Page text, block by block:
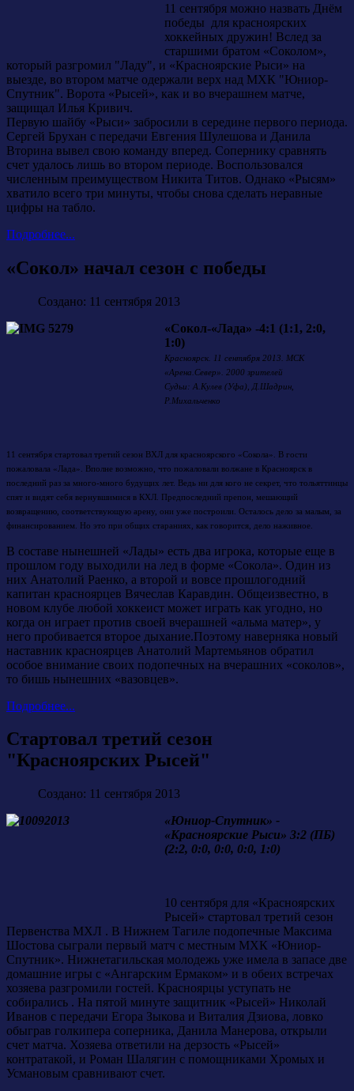
11 сентября можно назвать Днём
победы для красноярских
хоккейных дружин! Вслед за
старшими братом «Соколом»,
который разгромил "Ладу", и «Красноярские Рыси» на
выезде, во втором матче одержали верх над МХК "Юниор-
Спутник". Ворота «Рысей», как и во вчерашнем матче,
защищал Илья Кривич.
Первую шайбу «Рыси» забросили в середине первого периода.
Сергей Брухан с передачи Евгения Шулешова и Данила
Вторина вывел свою команду вперед. Сопернику сравнять
счет удалось лишь во втором периоде. Воспользовался
численным преимуществом Никита Титов. Однако «Рысям»
хватило всего три минуты, чтобы снова сделать неравные
цифры на табло.
Подробнее...
«Сокол» начал сезон с победы
Создано: 11 сентября 2013
«Сокол-«Лада» -4:1 (1:1, 2:0,
1:0)
Красноярск. 11 сентября 2013. МСК
«Арена.Север». 2000 зрителей
Судьи: А.Кулев (Уфа), Д.Шадрин,
Р.Михальченко
11 сентября стартовал третий сезон ВХЛ для красноярского «Сокола». В гости
пожаловала «Лада». Вполне возможно, что пожаловали волжане в Красноярск в
последний раз за много-много будущих лет. Ведь ни для кого не секрет, что тольяттинцы
спят и видят себя вернувшимися в КХЛ. Предпоследний препон, мешающий
возвращению, соответствующую арену, они уже построили. Осталось дело за малым, за
финансированием. Но это при общих стараниях, как говорится, дело наживное.
В составе нынешней «Лады» есть два игрока, которые еще в
прошлом году выходили на лед в форме «Сокола». Один из
них Анатолий Раенко, а второй и вовсе прошлогодний
капитан красноярцев Вячеслав Каравдин. Общеизвестно, в
новом клубе любой хоккеист может играть как угодно, но
когда он играет против своей вчерашней «альма матер», у
него пробивается второе дыхание.Поэтому наверняка новый
наставник красноярцев Анатолий Мартемьянов обратил
особое внимание своих подопечных на вчерашних «соколов»,
то бишь нынешних «вазовцев».
Подробнее...
Стартовал третий сезон
"Красноярских Рысей"
Создано: 11 сентября 2013
«Юниор-Спутник» -
«Красноярские Рыси» 3:2 (ПБ)
(2:2, 0:0, 0:0, 0:0, 1:0)
10 сентября для «Красноярских
Рысей» стартовал третий сезон
Первенства МХЛ . В Нижнем Тагиле подопечные Максима
Шостова сыграли первый матч с местным МХК «Юниор-
Спутник». Нижнетагильская молодежь уже имела в запасе две
домашние игры с «Ангарским Ермаком» и в обеих встречах
хозяева разгромили гостей. Красноярцы уступать не
собирались . На пятой минуте защитник «Рысей» Николай
Иванов с передачи Егора Зыкова и Виталия Дзиова, ловко
обыграв голкипера соперника, Данила Манерова, открыли
счет матча. Хозяева ответили на дерзость «Рысей»
контратакой, и Роман Шалягин с помощниками Хромых и
Усмановым сравнивают счет.